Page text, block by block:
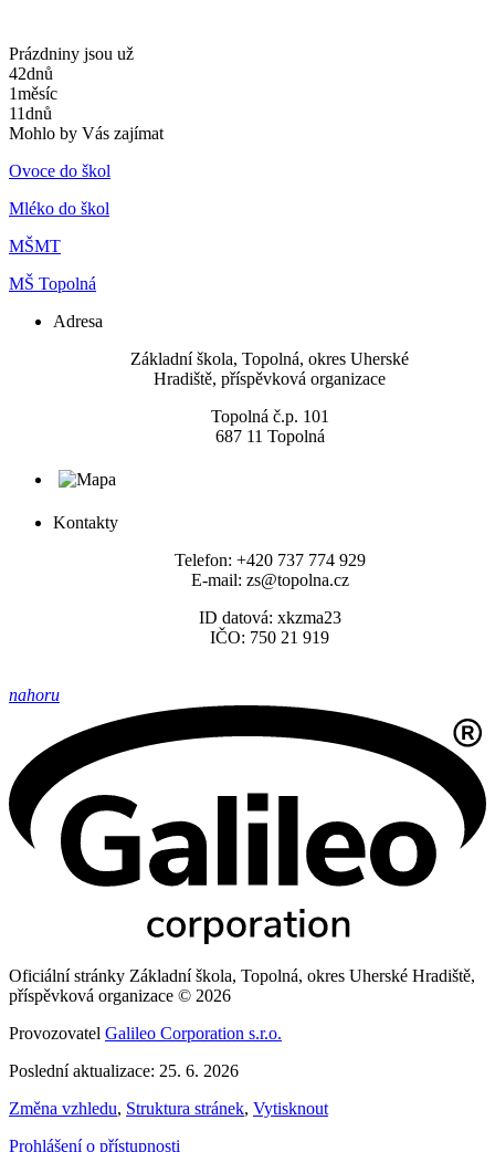
Prázdniny jsou už
42dnů
1měsíc
11dnů
Mohlo by Vás zajímat
Ovoce do škol
Mléko do škol
MŠMT
MŠ Topolná
Adresa
​Základní škola, Topolná, okres Uherské
Hradiště, příspěvková organizace
Topolná č.p. 101
687 11 Topolná
Kontakty
Telefon: +420 737 774 929
E-mail: zs@topolna.cz
ID datová: xkzma23
IČO: 750 21 919
nahoru
Oficiální stránky Základní škola, Topolná, okres Uherské Hradiště,
příspěvková organizace © 2026
Provozovatel Galileo Corporation s.r.o.
Poslední aktualizace: 25. 6. 2026
Změna vzhledu, Struktura stránek, Vytisknout
Prohlášení o přístupnosti